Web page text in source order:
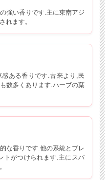
強い香りです.主に東南アジ
れます。
ある香りです.古来より,民
数多くあります.ハーブの葉
な香りです.他の系統とブレ
トがつけられます.主にスパ